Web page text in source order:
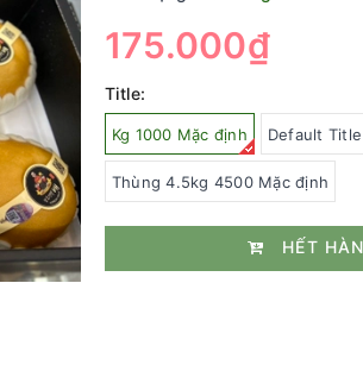
175.000₫
Title:
Kg 1000 Mặc định Default Title
Thùng 4.5kg 4500 Mặc định
HẾT